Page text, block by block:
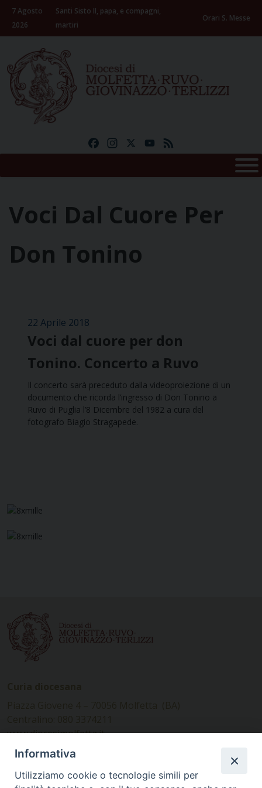
Skip
content
7 Agosto
2026
Santi Sisto II, papa, e compagni,
martiri
Orari S. Messe
FacebookInstagramYouTube
Voci Dal Cuore Per
Don Tonino
22 Aprile 2018
Voci dal cuore per don
Tonino. Concerto a Ruvo
Il concerto sarà preceduto dalla videoproiezione di un
documento che ricorda l’ingresso di Don Tonino a
Ruvo di Puglia l’8 Dicembre del 1982 a cura del
fotografo Biagio Stragapede.
www.diocesimolfetta.it –
diocesimolfetta@pec.chiesacattolica.it
Informativa
Utilizziamo cookie o tecnologie simili per